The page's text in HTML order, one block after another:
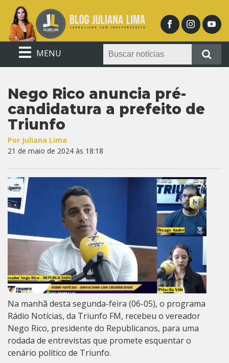
MENU
Nego Rico anuncia pré-
candidatura a prefeito de
Triunfo
Por Juliana Lima
21 de maio de 2024 às 18:18
Na manhã desta segunda-feira (06-05), o programa
Rádio Notícias, da Triunfo FM, recebeu o vereador
Nego Rico, presidente do Republicanos, para uma
rodada de entrevistas que promete esquentar o
cenário político de Triunfo.